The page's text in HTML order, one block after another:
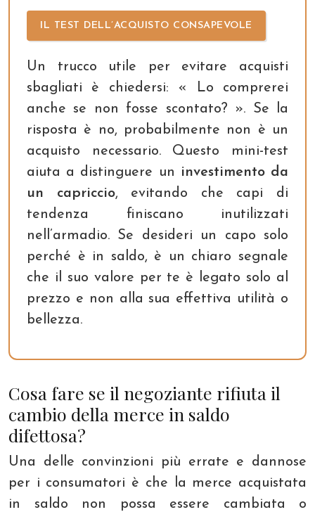
IL TEST DELL’ACQUISTO CONSAPEVOLE
Un trucco utile per evitare acquisti
sbagliati è chiedersi: « Lo comprerei
anche se non fosse scontato? ». Se la
risposta è no, probabilmente non è un
acquisto necessario. Questo mini-test
aiuta a distinguere un investimento da
un capriccio, evitando che capi di
tendenza finiscano inutilizzati
nell’armadio. Se desideri un capo solo
perché è in saldo, è un chiaro segnale
che il suo valore per te è legato solo al
prezzo e non alla sua effettiva utilità o
bellezza.
Cosa fare se il negoziante rifiuta il
cambio della merce in saldo
difettosa?
Una delle convinzioni più errate e dannose
per i consumatori è che la merce acquistata
in saldo non possa essere cambiata o